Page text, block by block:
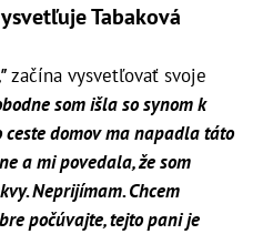
Tabaková
začína vysvetľovať svoje
som išla so synom k
domov ma napadla táto
a mi povedala, že som
Neprijímam. Chcem
počúvajte, tejto pani je